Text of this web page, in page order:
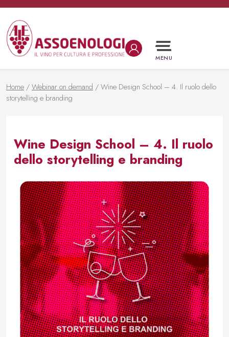
Vai al contenuto
Navigazione principale
MENU
Home /Webinar on demand / Wine Design School – 4. Il ruolo dello
storytelling e branding
Wine Design School – 4. Il ruolo
dello storytelling e branding